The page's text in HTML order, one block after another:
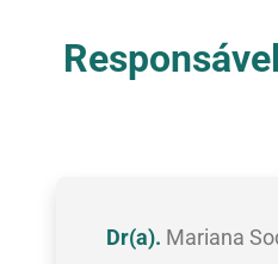
Dr(a). Mariana